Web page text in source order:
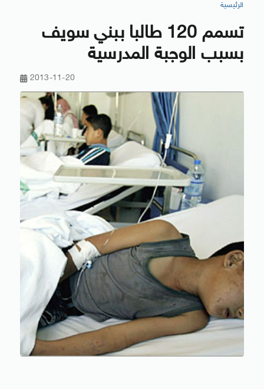
الرئيسية
تسمم 120 طالبا ببني سويف
بسبب الوجبة المدرسية
2013-11-20